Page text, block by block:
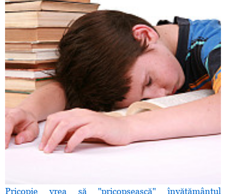
Pricopie vrea să "pricopsească" învăţământul